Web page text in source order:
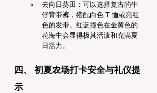
去向日葵田：可以选择复古的牛
仔背带裤，搭配白色 T 恤或亮红
色的发带。红蓝撞色在金黄色的
花海中会显得极其活泼和充满夏
日活力。
四、 初夏农场打卡安全与礼仪提
示